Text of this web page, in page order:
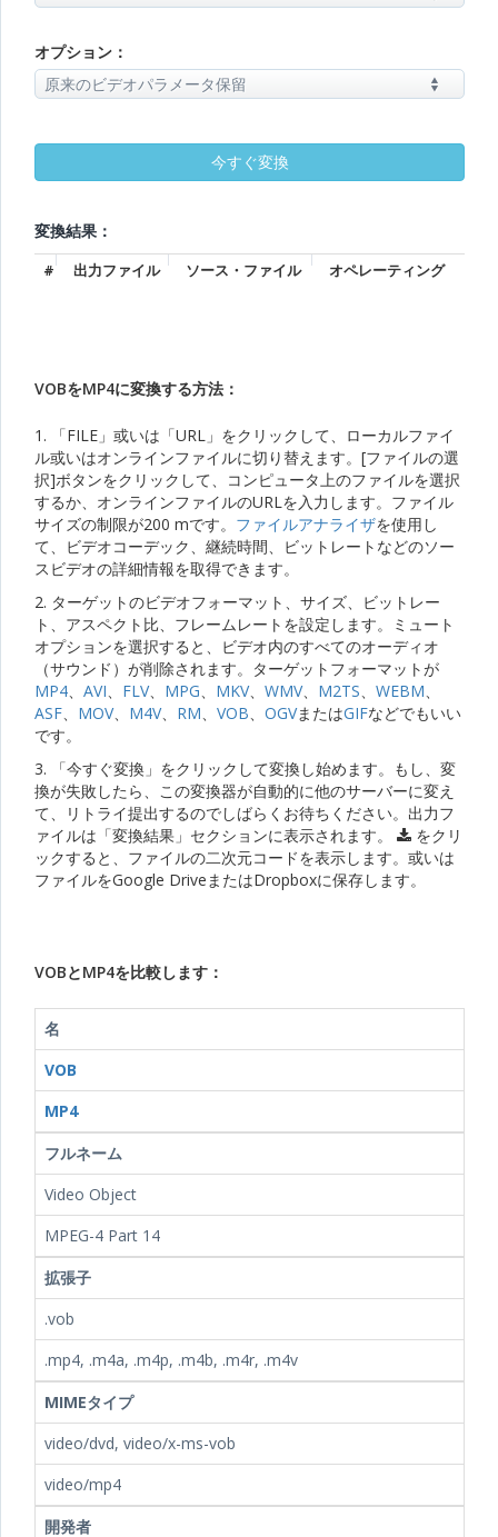
オプション：
変換結果：
# 出力ファイル ソース・ファイル オペレーティング
VOBをMP4に変換する方法：
1. 「FILE」或いは「URL」をクリックして、ローカルファイ
ル或いはオンラインファイルに切り替えます。[ファイルの選
択]ボタンをクリックして、コンピュータ上のファイルを選択
するか、オンラインファイルのURLを入力します。ファイル
サイズの制限が200 mです。 ファイルアナライザを使用し
て、ビデオコーデック、継続時間、ビットレートなどのソー
スビデオの詳細情報を取得できます。
2. ターゲットのビデオフォーマット、サイズ、ビットレー
ト、アスペクト比、フレームレートを設定します。ミュート
オプションを選択すると、ビデオ内のすべてのオーディオ
（サウンド）が削除されます。ターゲットフォーマットが
MP4、 AVI、 FLV、 MPG、 MKV、 WMV、 M2TS、 WEBM、
ASF、 MOV、 M4V、 RM、 VOB、 OGVまたはGIFなどでもいい
です。
3. 「今すぐ変換」をクリックして変換し始めます。もし、変
換が失敗したら、この変換器が自動的に他のサーバーに変え
て、リトライ提出するのでしばらくお待ちください。出力フ
ァイルは「変換結果」セクションに表示されます。
をクリ
ックすると、ファイルの二次元コードを表示します。或いは
ファイルをGoogle DriveまたはDropboxに保存します。
VOBとMP4を比較します：
名
VOB
MP4
フルネーム
Video Object
MPEG-4 Part 14
拡張子
.vob
.mp4, .m4a, .m4p, .m4b, .m4r, .m4v
MIMEタイプ
video/dvd, video/x-ms-vob
video/mp4
開発者